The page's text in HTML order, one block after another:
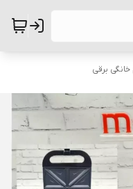
خانگی برقی